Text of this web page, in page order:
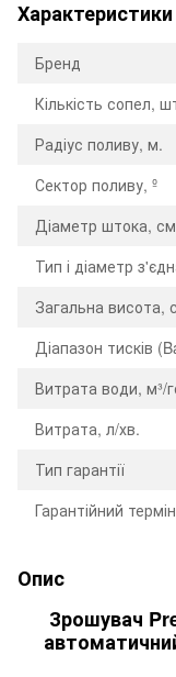
Характеристики
Бренд
Кількість сопел,
Радіус поливу, м.
Сектор поливу, º
Діаметр штока,
Тип і діаметр
Загальна висота,
Діапазон тисків
Витрата води, м³/
Витрата, л/хв.
Тип гарантії
Гарантійний
Опис
Зрошувач